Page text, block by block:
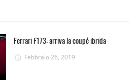
Ferrari F173: arriva la coupé ibrida
Febbraio 26, 2019